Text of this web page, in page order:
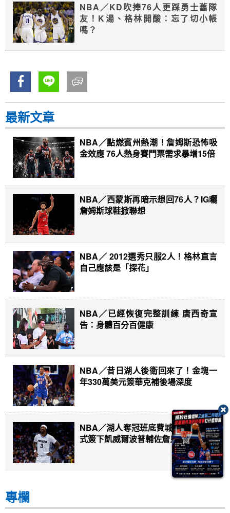
NBA／KD吹捧76人更踩勇士舊隊
友！K湯、格林開酸：忘了切小帳
嗎？
最新文章
NBA／點燃賓州熱潮！詹姆斯恐怖吸
金效應 76人熱身賽門票需求暴增15倍
NBA／西蒙斯再暗示想回76人？IG曬
詹姆斯球鞋掀聯想
NBA／ 2012選秀只服2人！格林直言
自己應該是「探花」
NBA／已經恢復完整訓練 唐西奇宣
告：身體百分百健康
NBA／昔日湖人後衛回來了！金塊一
年330萬美元簽華克補後場深度
NBA／湖人奪冠班底費城重聚 76人正
式簽下凱威爾波普輔佐詹皇
專欄